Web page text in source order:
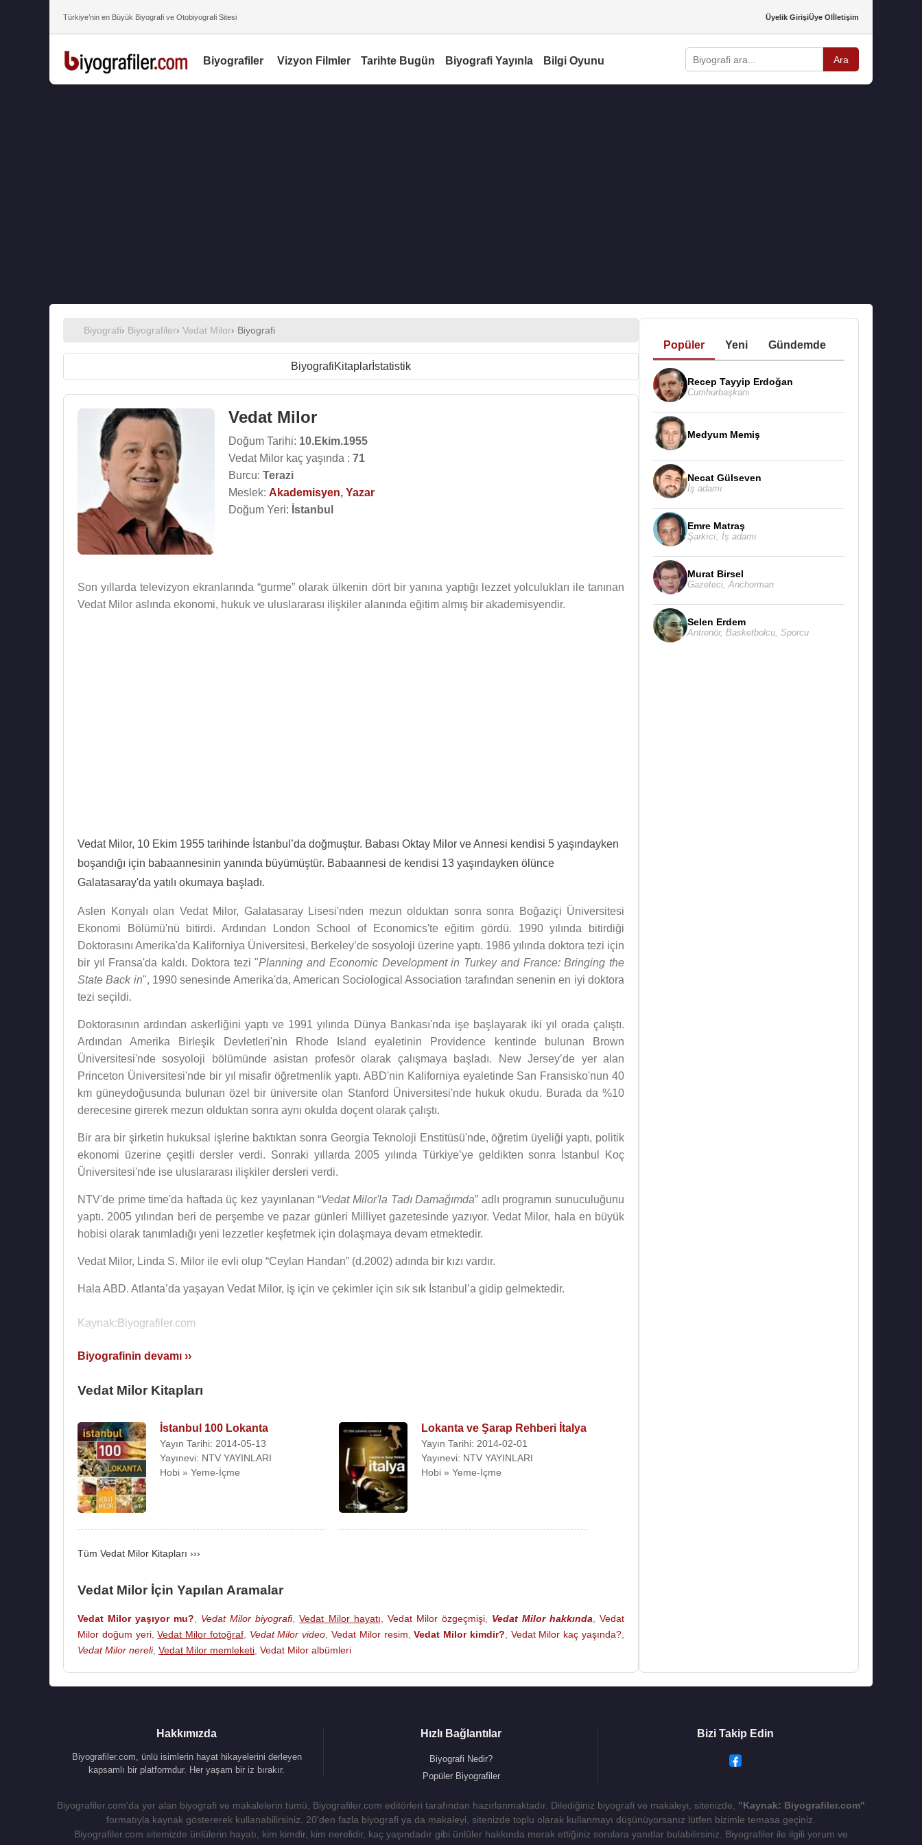
Türkiye’nin en Büyük Biyografi ve Otobiyografi Sitesi Üyelik GirişiÜye Olİletişim
Biyografiler Vizyon Filmler Tarihte Bugün Biyografi Yayınla Bilgi Oyunu Ara
Biyografi› Biyografiler› Vedat Milor› Biyografi
BiyografiKitaplar İstatistik
Vedat Milor
Doğum Tarihi: 10.Ekim.1955
Vedat Milor kaç yaşında : 71
Burcu: Terazi
Meslek: Akademisyen, Yazar
Doğum Yeri: İstanbul
Son yıllarda televizyon ekranlarında “gurme” olarak ülkenin dört bir yanına yaptığı lezzet yolculukları ile tanınan
Vedat Milor aslında ekonomi, hukuk ve uluslararası ilişkiler alanında eğitim almış bir akademisyendir.
Vedat Milor, 10 Ekim 1955 tarihinde İstanbul’da doğmuştur. Babası Oktay Milor ve Annesi kendisi 5 yaşındayken
boşandığı için babaannesinin yanında büyümüştür. Babaannesi de kendisi 13 yaşındayken ölünce
Galatasaray'da yatılı okumaya başladı.
Aslen Konyalı olan Vedat Milor, Galatasaray Lisesi'nden mezun olduktan sonra sonra Boğaziçi Üniversitesi
Ekonomi Bölümü'nü bitirdi. Ardından London School of Economics'te eğitim gördü. 1990 yılında bitirdiği
Doktorasını Amerika'da Kaliforniya Üniversitesi, Berkeley’de sosyoloji üzerine yaptı. 1986 yılında doktora tezi için
bir yıl Fransa'da kaldı. Doktora tezi "Planning and Economic Development in Turkey and France: Bringing the
State Back in", 1990 senesinde Amerika'da, American Sociological Association tarafından senenin en iyi doktora
tezi seçildi.
Doktorasının ardından askerliğini yaptı ve 1991 yılında Dünya Bankası'nda işe başlayarak iki yıl orada çalıştı.
Ardından Amerika Birleşik Devletleri'nin Rhode Island eyaletinin Providence kentinde bulunan Brown
Üniversitesi'nde sosyoloji bölümünde asistan profesör olarak çalışmaya başladı. New Jersey’de yer alan
Princeton Üniversitesi'nde bir yıl misafir öğretmenlik yaptı. ABD'nin Kaliforniya eyaletinde San Fransisko'nun 40
km güneydoğusunda bulunan özel bir üniversite olan Stanford Üniversitesi'nde hukuk okudu. Burada da %10
derecesine girerek mezun olduktan sonra aynı okulda doçent olarak çalıştı.
Bir ara bir şirketin hukuksal işlerine baktıktan sonra Georgia Teknoloji Enstitüsü'nde, öğretim üyeliği yaptı, politik
ekonomi üzerine çeşitli dersler verdi. Sonraki yıllarda 2005 yılında Türkiye’ye geldikten sonra İstanbul Koç
Üniversitesi'nde ise uluslararası ilişkiler dersleri verdi.
NTV'de prime time'da haftada üç kez yayınlanan “Vedat Milor'la Tadı Damağımda” adlı programın sunuculuğunu
yaptı. 2005 yılından beri de perşembe ve pazar günleri Milliyet gazetesinde yazıyor. Vedat Milor, hala en büyük
hobisi olarak tanımladığı yeni lezzetler keşfetmek için dolaşmaya devam etmektedir.
Vedat Milor, Linda S. Milor ile evli olup “Ceylan Handan” (d.2002) adında bir kızı vardır.
Hala ABD. Atlanta’da yaşayan Vedat Milor, iş için ve çekimler için sık sık İstanbul’a gidip gelmektedir.
Kaynak:Biyografiler.com
Biyografinin devamı ››
Vedat Milor Kitapları
İstanbul 100 Lokanta
Yayın Tarihi: 2014-05-13
Yayınevi: NTV YAYINLARI
Hobi » Yeme-İçme
Lokanta ve Şarap Rehberi İtalya
Yayın Tarihi: 2014-02-01
Yayınevi: NTV YAYINLARI
Hobi » Yeme-İçme
Tüm Vedat Milor Kitapları ›››
Vedat Milor İçin Yapılan Aramalar
Vedat Milor yaşıyor mu? Vedat Milor biyografi,Vedat Milor hayatı Vedat Milor özgeçmişi, Vedat Milor hakkında
Vedat
Milor doğum yeri,Vedat Milor fotoğraf, Vedat Milor video ,Vedat Milor resim ,Vedat Milor kimdir? Vedat Milor kaç yaşında?
Vedat Milor nereli, Vedat Milor memleketi Vedat Milor albümleri
Popüler Yeni Gündemde
Recep Tayyip Erdoğan
Cumhurbaşkanı
Medyum Memiş
Necat Gülseven
İş adamı
Emre Matraş
Şarkıcı İş adamı
Murat Birsel
Gazeteci Anchorman
Selen Erdem
Antrenör, Basketbolcu Sporcu
Hakkımızda
Biyografiler.com, ünlü isimlerin hayat hikayelerini derleyen
kapsamlı bir platformdur. Her yaşam bir iz bırakır.
Hızlı Bağlantılar
Biyografi Nedir?
Popüler Biyografiler
Bizi Takip Edin
Biyografiler.com'da yer alan biyografi ve makalelerin tümü, Biyografiler.com editörleri tarafından hazırlanmaktadır. Dilediğiniz biyografi ve makaleyi, sitenizde, "Kaynak: Biyografiler.com"
formatıyla kaynak göstererek kullanabilirsiniz. 20'den fazla biyografi ya da makaleyi, sitenizde toplu olarak kullanmayı düşünüyorsanız lütfen bizimle temasa geçiniz.
Biyografiler.com sitemizde ünlülerin hayatı, kim kimdir, kim nerelidir, kaç yaşındadır gibi ünlüler hakkında merak ettiğiniz sorulara yanıtlar bulabilirsiniz. Biyografiler ile ilgili yorum ve